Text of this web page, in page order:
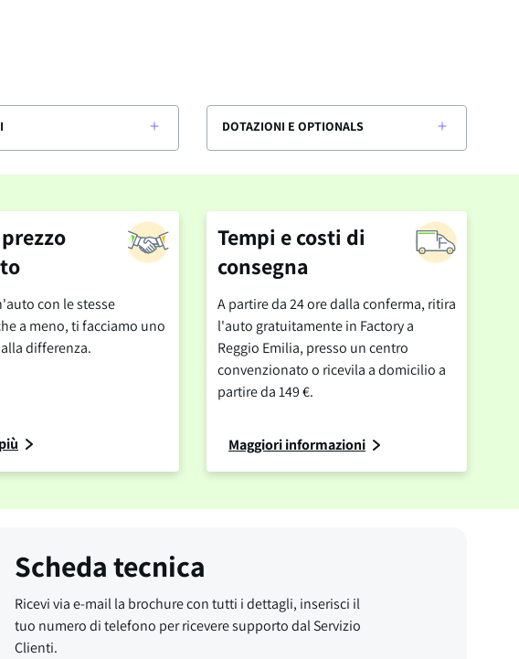
DOTAZIONI E OPTIONALS
con le stesse
a meno, ti facciamo uno
differenza.
Tempi e costi di
consegna
A partire da 24 ore dalla conferma, ritira
l'auto gratuitamente in Factory a
Reggio Emilia, presso un centro
convenzionato o ricevila a domicilio a
partire da 149 €.
Maggiori informazioni
Scheda tecnica
Ricevi via e-mail la brochure con tutti i dettagli, inserisci il
tuo numero di telefono per ricevere supporto dal Servizio
Clienti.